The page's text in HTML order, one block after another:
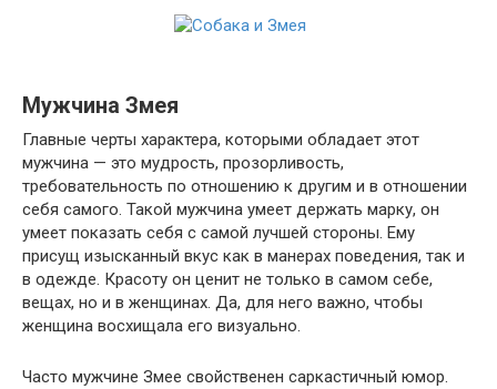
Мужчина Змея
Главные черты характера, которыми обладает этот
мужчина — это мудрость, прозорливость,
требовательность по отношению к другим и в отношении
себя самого. Такой мужчина умеет держать марку, он
умеет показать себя с самой лучшей стороны. Ему
присущ изысканный вкус как в манерах поведения, так и
в одежде. Красоту он ценит не только в самом себе,
вещах, но и в женщинах. Да, для него важно, чтобы
женщина восхищала его визуально.
Часто мужчине Змее свойственен саркастичный юмор.